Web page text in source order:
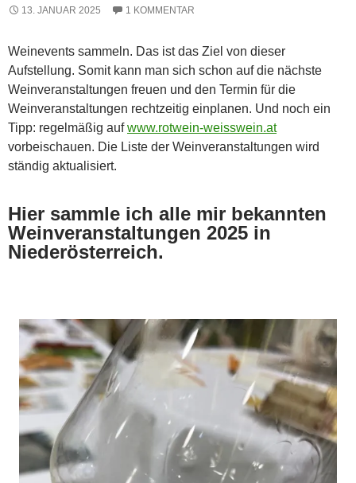
13. JANUAR 2025 1 KOMMENTAR
Weinevents sammeln. Das ist das Ziel von dieser
Aufstellung. Somit kann man sich schon auf die nächste
Weinveranstaltungen freuen und den Termin für die
Weinveranstaltungen rechtzeitig einplanen. Und noch ein
Tipp: regelmäßig aufwww.rotwein-weisswein.at
vorbeischauen. Die Liste der Weinveranstaltungen wird
ständig aktualisiert.
Hier sammle ich alle mir bekannten
Weinveranstaltungen 2025 in
Niederösterreich.